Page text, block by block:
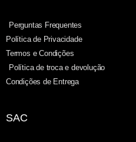
Perguntas Frequentes
Política de Privacidade
Termos e Condições
Política de troca e devolução
Condições de Entrega
SAC